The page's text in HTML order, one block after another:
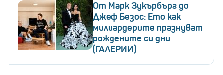
От Марк Зукърбърг до
Джеф Безос: Ето как
милиардерите празнуват
рождените си дни
(ГАЛЕРИИ)